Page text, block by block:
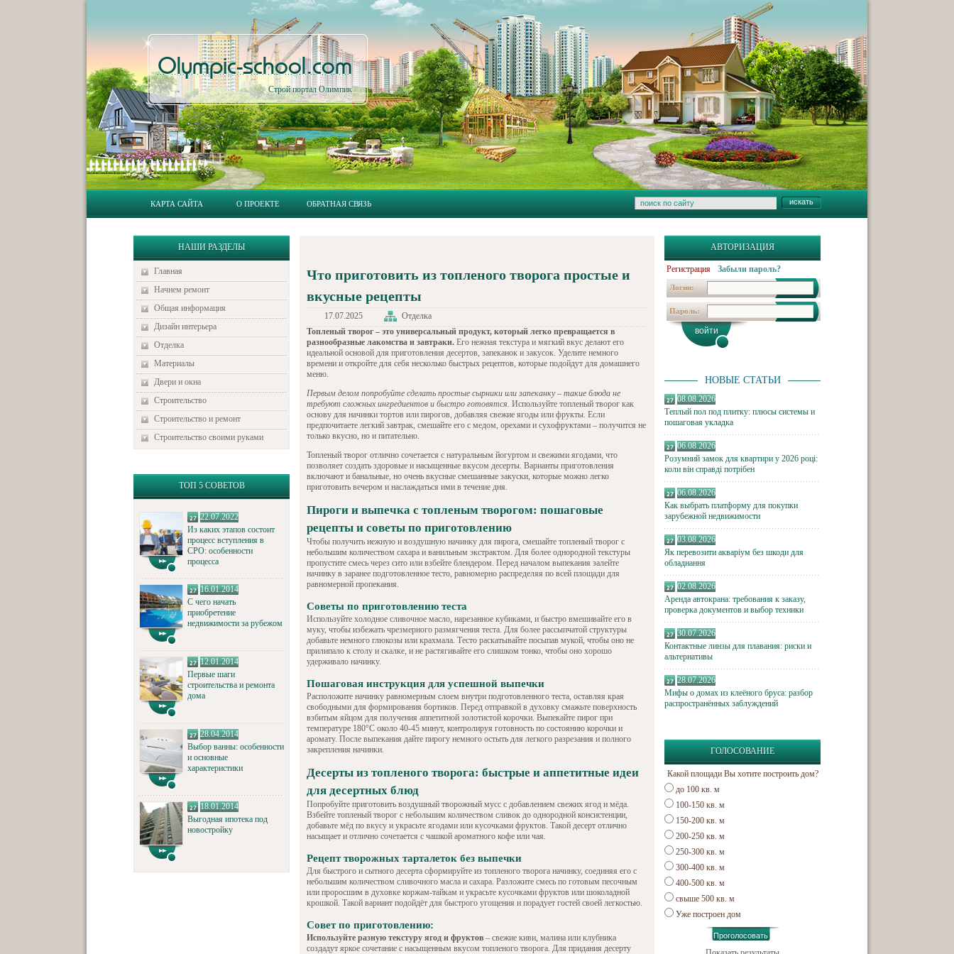
Olympic-school.com
Строй портал Олимпик
КАРТА САЙТА О ПРОЕКТЕ ОБРАТНАЯ СВЯЗЬ
НАШИ РАЗДЕЛЫ
Главная
Начнем ремонт
Общая информация
Дизайн интерьера
Отделка
Материалы
Двери и окна
Строительство
Строительство и ремонт
Строительство своими руками
ТОП 5 СОВЕТОВ
22.07.2022
Из каких этапов состоит
процесс вступления в
СРО: особенности
процесса
16.01.2014
С чего начать
приобретение
недвижимости за рубежом
12.01.2014
Первые шаги
строительства и ремонта
дома
28.04.2014
Выбор ванны: особенности
и основные
характеристики
18.01.2014
Выгодная ипотека под
новостройку
АВТОРИЗАЦИЯ
Регистрация Забыли пароль?
Логин:
Пароль:
НОВЫЕ СТАТЬИ
08.08.2026
Теплый пол под плитку: плюсы системы и
пошаговая укладка
06.08.2026
Розумний замок для квартири у 2026 році:
коли він справді потрібен
06.08.2026
Как выбрать платформу для покупки
зарубежной недвижимости
03.08.2026
Як перевозити акваріум без шкоди для
обладнання
02.08.2026
Аренда автокрана: требования к заказу,
проверка документов и выбор техники
30.07.2026
Контактные линзы для плавания: риски и
альтернативы
28.07.2026
Мифы о домах из клеёного бруса: разбор
распространённых заблуждений
ГОЛОСОВАНИЕ
Какой площади Вы хотите построить дом?
до 100 кв. м
100-150 кв. м
150-200 кв. м
200-250 кв. м
250-300 кв. м
300-400 кв. м
400-500 кв. м
свыше 500 кв. м
Уже построен дом
Что приготовить из топленого творога простые и
вкусные рецепты
17.07.2025
Отделка
Топленый творог – это универсальный продукт, который легко превращается в
разнообразные лакомства и завтраки. Его нежная текстура и мягкий вкус делают его
идеальной основой для приготовления десертов, запеканок и закусок. Уделите немного
времени и откройте для себя несколько быстрых рецептов, которые подойдут для домашнего
меню.
Первым делом попробуйте сделать простые сырники или запеканку – такие блюда не
требуют сложных ингредиентов и быстро готовятся. Используйте топленый творог как
основу для начинки тортов или пирогов, добавляя свежие ягоды или фрукты. Если
предпочитаете легкий завтрак, смешайте его с медом, орехами и сухофруктами – получится не
только вкусно, но и питательно.
Топленый творог отлично сочетается с натуральным йогуртом и свежими ягодами, что
позволяет создать здоровые и насыщенные вкусом десерты. Варианты приготовления
включают и банальные, но очень вкусные смешанные закуски, которые можно легко
приготовить вечером и наслаждаться ими в течение дня.
Пироги и выпечка с топленым творогом: пошаговые
рецепты и советы по приготовлению
Чтобы получить нежную и воздушную начинку для пирога, смешайте топленый творог с
небольшим количеством сахара и ванильным экстрактом. Для более однородной текстуры
пропустите смесь через сито или взбейте блендером. Перед началом выпекания залейте
начинку в заранее подготовленное тесто, равномерно распределяя по всей площади для
равномерной пропекания.
Советы по приготовлению теста
Используйте холодное сливочное масло, нарезанное кубиками, и быстро вмешивайте его в
муку, чтобы избежать чрезмерного размягчения теста. Для более рассыпчатой структуры
добавьте немного глюкозы или крахмала. Тесто раскатывайте посыпав мукой, чтобы оно не
прилипало к столу и скалке, и не растягивайте его слишком тонко, чтобы оно хорошо
удерживало начинку.
Пошаговая инструкция для успешной выпечки
Расположите начинку равномерным слоем внутри подготовленного теста, оставляя края
свободными для формирования бортиков. Перед отправкой в духовку смажьте поверхность
взбитым яйцом для получения аппетитной золотистой корочки. Выпекайте пирог при
температуре 180°C около 40-45 минут, контролируя готовность по состоянию корочки и
аромату. После выпекания дайте пирогу немного остыть для легкого разрезания и полного
закрепления начинки.
Десерты из топленого творога: быстрые и аппетитные идеи
для десертных блюд
Попробуйте приготовить воздушный творожный мусс с добавлением свежих ягод и мёда.
Взбейте топленый творог с небольшим количеством сливок до однородной консистенции,
добавьте мёд по вкусу и украсьте ягодами или кусочками фруктов. Такой десерт отлично
насыщает и отлично сочетается с чашкой ароматного кофе или чая.
Рецепт творожных тарталеток без выпечки
Для быстрого и сытного десерта сформируйте из топленого творога начинку, соединяя его с
небольшим количеством сливочного масла и сахара. Разложите смесь по готовым песочным
или проросшим в духовке коржам-тайкам и украсьте кусочками фруктов или шоколадной
крошкой. Такой вариант подойдёт для быстрого угощения и порадует гостей своей легкостью.
Совет по приготовлению:
Используйте разную текстуру ягод и фруктов – свежие киви, малина или клубника
создадут яркое сочетание с насыщенным вкусом топленого творога. Для придания десерту